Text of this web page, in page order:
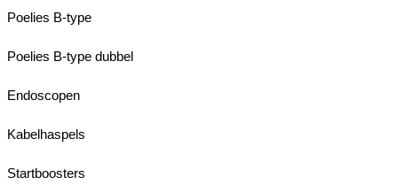
Poelies B-type
Poelies B-type dubbel
Endoscopen
Kabelhaspels
Startboosters